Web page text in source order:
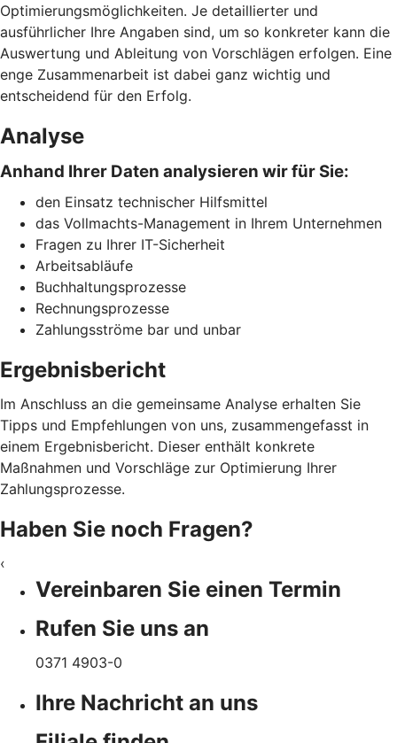
Optimierungsmöglichkeiten. Je detaillierter und
ausführlicher Ihre Angaben sind, um so konkreter kann die
Auswertung und Ableitung von Vorschlägen erfolgen. Eine
enge Zusammenarbeit ist dabei ganz wichtig und
entscheidend für den Erfolg.
Analyse
Anhand Ihrer Daten analysieren wir für Sie:
den Einsatz technischer Hilfsmittel
das Vollmachts-Management in Ihrem Unternehmen
Fragen zu Ihrer IT-Sicherheit
Arbeitsabläufe
Buchhaltungsprozesse
Rechnungsprozesse
Zahlungsströme bar und unbar
Ergebnisbericht
Im Anschluss an die gemeinsame Analyse erhalten Sie
Tipps und Empfehlungen von uns, zusammengefasst in
einem Ergebnisbericht. Dieser enthält konkrete
Maßnahmen und Vorschläge zur Optimierung Ihrer
Zahlungsprozesse.
Haben Sie noch Fragen?
‹
Vereinbaren Sie einen Termin
Rufen Sie uns an
0371 4903-0
Ihre Nachricht an uns